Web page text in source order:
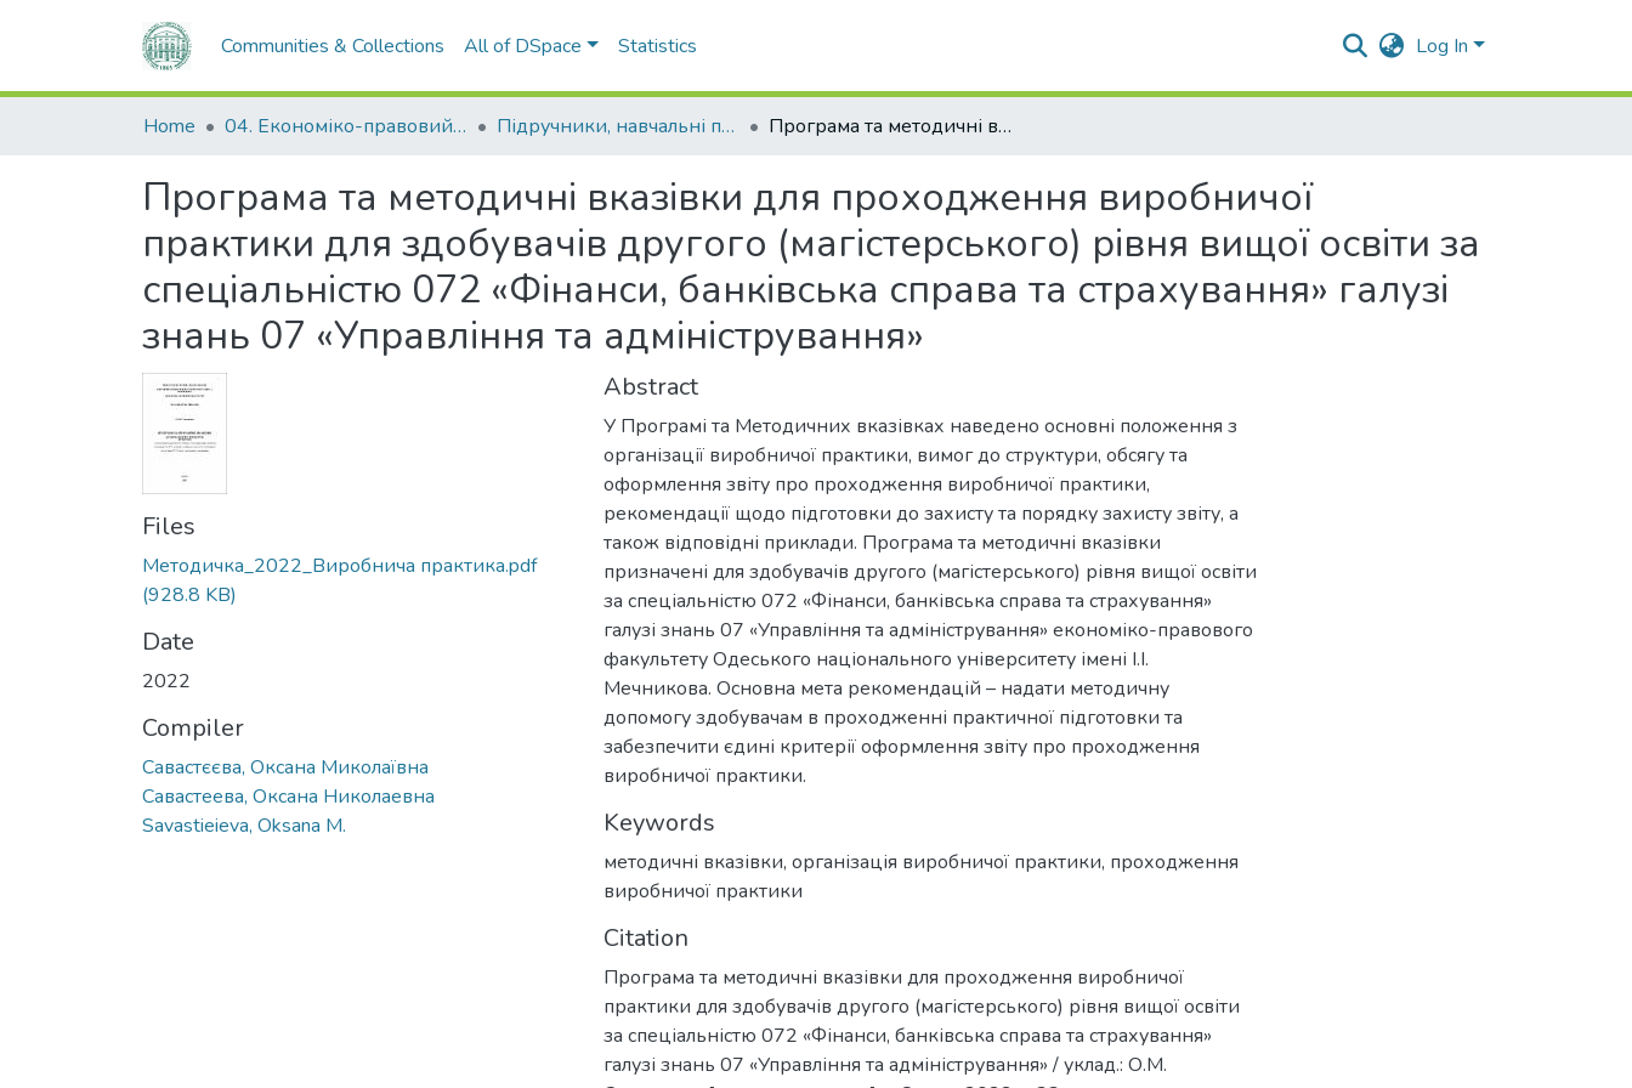
Communities & Collections All of DSpace Statistics Log In
Home 04. Економіко-правовий факультет Підручники, навчальні посібники та інші науково- та навчально-методичні праці ЕПФ Програма та методичні вказівки для проходження виробничої практики для здобувачів другого (магістерського) рівня вищої освіти за спеціальністю 072 «Фінанси, банківська справа та страхування» галузі знань 07 «Управління та адміністрування»
Програма та методичні вказівки для проходження виробничої
практики для здобувачів другого (магістерського) рівня вищої освіти за
спеціальністю 072 «Фінанси, банківська справа та страхування» галузі
знань 07 «Управління та адміністрування»
Files
Методичка_2022_Виробнича практика.pdf
(928.8 KB)
Date
2022
Compiler
Савастєєва, Оксана Миколаївна
Савастеева, Оксана Николаевна
Savastieieva, Oksana M.
Abstract
У Програмі та Методичних вказівках наведено основні положення з
організації виробничої практики, вимог до структури, обсягу та
оформлення звіту про проходження виробничої практики,
рекомендації щодо підготовки до захисту та порядку захисту звіту, а
також відповідні приклади. Програма та методичні вказівки
призначені для здобувачів другого (магістерського) рівня вищої освіти
за спеціальністю 072 «Фінанси, банківська справа та страхування»
галузі знань 07 «Управління та адміністрування» економіко-правового
факультету Одеського національного університету імені І.І.
Мечникова. Основна мета рекомендацій – надати методичну
допомогу здобувачам в проходженні практичної підготовки та
забезпечити єдині критерії оформлення звіту про проходження
виробничої практики.
Keywords
методичні вказівки, організація виробничої практики, проходження
виробничої практики
Citation
Програма та методичні вказівки для проходження виробничої
практики для здобувачів другого (магістерського) рівня вищої освіти
за спеціальністю 072 «Фінанси, банківська справа та страхування»
галузі знань 07 «Управління та адміністрування» / уклад.: О.М.